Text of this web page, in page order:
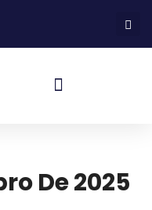
De 2025